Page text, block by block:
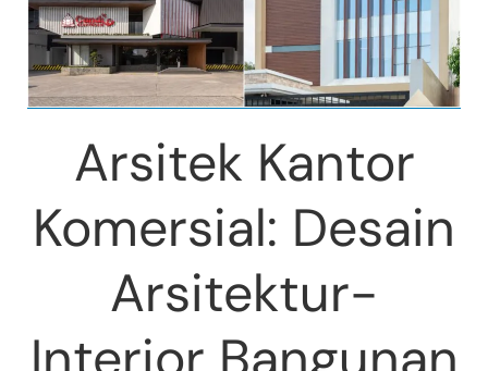
Arsitek Kantor
Komersial: Desain
Arsitektur-